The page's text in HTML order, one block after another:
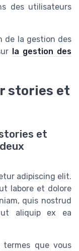
des utilisateurs
de la gestion des
la gestion des
stories et
et
adipiscing elit.
labore et dolore
quis nostrud
ut aliquip ex ea
que vous